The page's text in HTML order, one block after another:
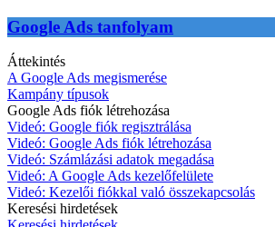
Google Ads tanfolyam
Áttekintés
A Google Ads megismerése
Kampány típusok
Google Ads fiók létrehozása
Videó: Google fiók regisztrálása
Videó: Google Ads fiók létrehozása
Videó: Számlázási adatok megadása
Videó: A Google Ads kezelőfelülete
Videó: Kezelői fiókkal való összekapcsolás
Keresési hirdetések